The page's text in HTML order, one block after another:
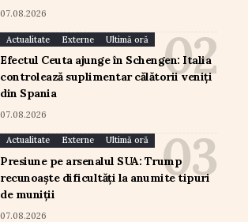
07.08.2026
Actualitate Externe Ultimă oră
Efectul Ceuta ajunge în Schengen: Italia
controlează suplimentar călătorii veniți
din Spania
07.08.2026
Actualitate Externe Ultimă oră
Presiune pe arsenalul SUA: Trump
recunoaște dificultăți la anumite tipuri
de muniții
07.08.2026